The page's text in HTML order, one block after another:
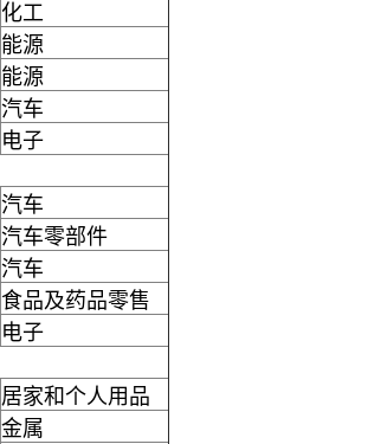
化工
能源
能源
汽车
电子
汽车
汽车零部件
汽车
食品及药品零售
电子
居家和个人用品
金属